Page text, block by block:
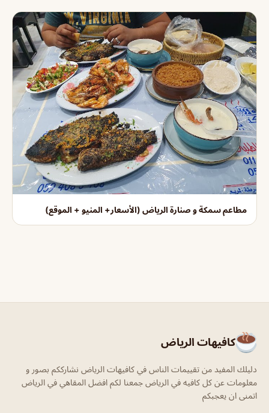
مطاعم سمكة و صنارة الرياض (الأسعار+ المنيو + الموقع)
كافيهات الرياض
دليلك المفيد من تقييمات الناس في كافيهات الرياض نشارككم بصور و
معلومات عن كل كافيه في الرياض جمعنا لكم افضل المقاهي في الرياض
اتمنى ان يعجبكم